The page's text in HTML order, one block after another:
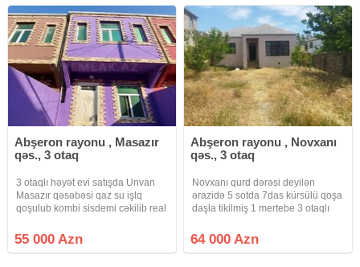
Abşeron rayonu , Masazır
qəs., 3 otaq
3 otaqlı həyət evi satışda Unvan
Masazır qəsəbəsi qaz su işlq
qoşulub kombi sisdemi cəkilib real
yaxındır kupca var
55 000 Azn
Abşeron rayonu , Novxanı
qəs., 3 otaq
Novxanı qurd dərəsi deyilən
ərazidə 5 sotda 7das kürsülü qoşa
daşla tikilmiş 1 mertebe 3 otaqlı
var kamunaları var havası super
bağın qarşısı asfalt yol marşrut
64 000 Azn